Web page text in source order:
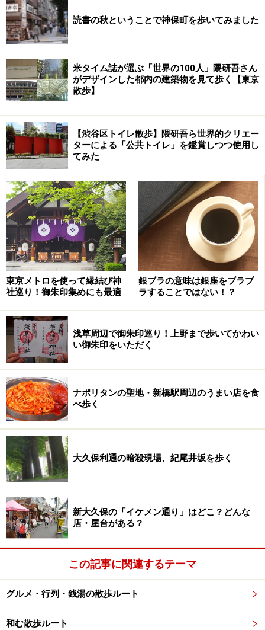
読書の秋ということで神保町を歩いてみました
米タイム誌が選ぶ「世界の100人」隈研吾さん
がデザインした都内の建築物を見て歩く【東京
散歩】
【渋谷区トイレ散歩】隈研吾ら世界的クリエー
ターによる「公共トイレ」を鑑賞しつつ使用し
てみた
東京メトロを使って縁結び神
社巡り！御朱印集めにも最適
銀ブラの意味は銀座をブラブ
ラすることではない！？
浅草周辺で御朱印巡り！上野まで歩いてかわい
い御朱印をいただく
ナポリタンの聖地・新橋駅周辺のうまい店を食
べ歩く
大久保利通の暗殺現場、紀尾井坂を歩く
新大久保の「イケメン通り」はどこ？どんな
店・屋台がある？
この記事に関連するテーマ
グルメ・行列・銭湯の散歩ルート
和む散歩ルート